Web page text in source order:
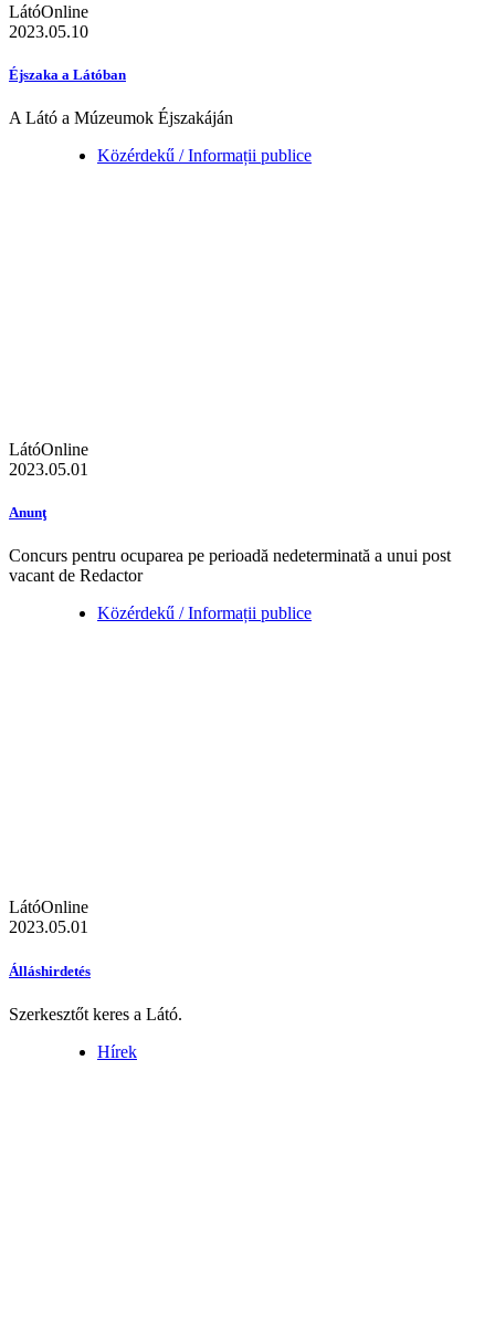
LátóOnline
2023.05.10
Éjszaka a Látóban
A Látó a Múzeumok Éjszakáján
Közérdekű / Informații publice
LátóOnline
2023.05.01
Anunţ
Concurs pentru ocuparea pe perioadă nedeterminată a unui post
vacant de Redactor
Közérdekű / Informații publice
LátóOnline
2023.05.01
Álláshirdetés
Szerkesztőt keres a Látó.
Hírek